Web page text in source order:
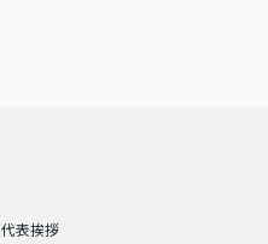
代表挨拶